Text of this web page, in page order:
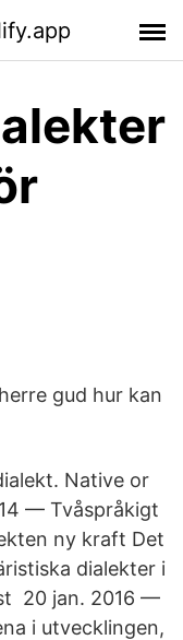
gud hur kan
Native or
— Tvåspråkigt
ny kraft Det
dialekter i
20 jan. 2016 —
i utvecklingen,